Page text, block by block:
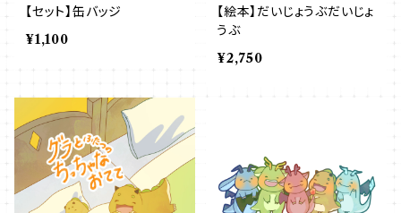
【セット】缶バッジ
¥1,100
【絵本】だいじょうぶだいじょ
うぶ
¥2,750